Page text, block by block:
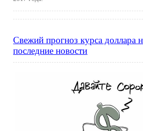
Свежий прогноз курса доллара
последние новости